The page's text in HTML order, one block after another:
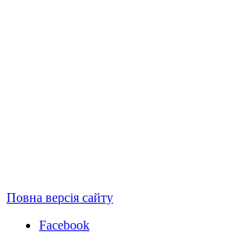
Повна версія сайту
Facebook